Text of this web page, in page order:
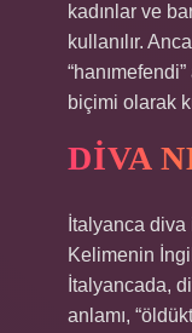
kadınlar ve
kullanılır.
biçimi olarak
DIVA
İtalyanca diva
Kelimenin
İtalyancada,
anlamı,